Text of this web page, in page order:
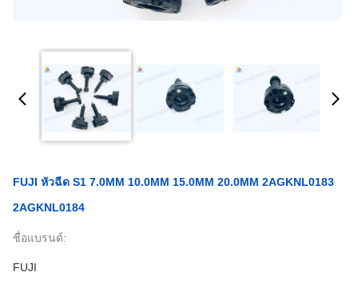
FUJI หัวฉีด S1 7.0MM 10.0MM 15.0MM 20.0MM 2AGKNL0183
2AGKNL0184
ชื่อแบรนด์:
FUJI